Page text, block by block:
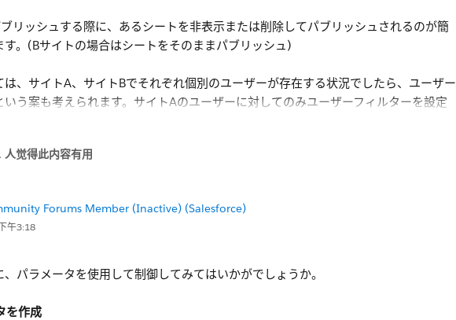
リッシュする際に、あるシートを非表示または削除してパブリッシュされるのが簡
す。(Bサイトの場合はシートをそのままパブリッシュ)
は、サイトA、サイトBでそれぞれ個別のユーザーが存在する状況でしたら、ユーザー
いう案も考えられます。サイトAのユーザーに対してのみユーザーフィルターを設定
じワークブックをパブリッシュしてもサイトAに属するユーザーとサイトBに属するユ
current/pro/desktop/ja-jp/publish_userfilters_create.htm
頭に記載した案が宜しいかと存じます。
人觉得此内容有用
Forums Member (Inactive) (Salesforce)
午3:18
、パラメータを使用して制御してみてはいかがでしょうか。
を作成